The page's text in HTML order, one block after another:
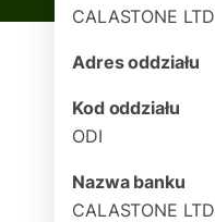
CALASTONE LTD
Adres oddziału
Kod oddziału
ODI
Nazwa banku
CALASTONE LTD